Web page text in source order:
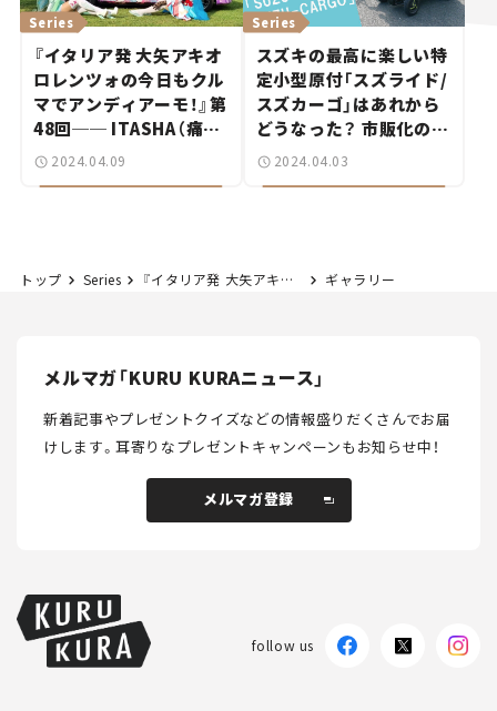
『イタリア発 大矢アキオ
ロレンツォの今日もクル
マでアンディアーモ！』第
48回── ITASHA（痛
車）は僕の人生を変えた！
Series
2024.04.09
スズキの最高に楽しい特
定小型原付「スズライド/
スズカーゴ」はあれから
どうなった？ 市販化の可
能性を訊いてみた！【次世
Series
2024.04.03
トップ Series 『イタリア発 大矢アキオの今日もクルマでアンディアーモ！』第28回 しがみつけ！ ホイールカバー ギャラリー
メルマガ「KURU KURAニュース」
新着記事やプレゼントクイズなどの情報盛りだくさんでお届
けします。耳寄りなプレゼントキャンペーンもお知らせ中！
メルマガ登録
follow us